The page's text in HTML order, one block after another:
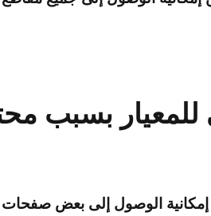
للمعيار
إمكانية الوصول إلى بعض صفحات